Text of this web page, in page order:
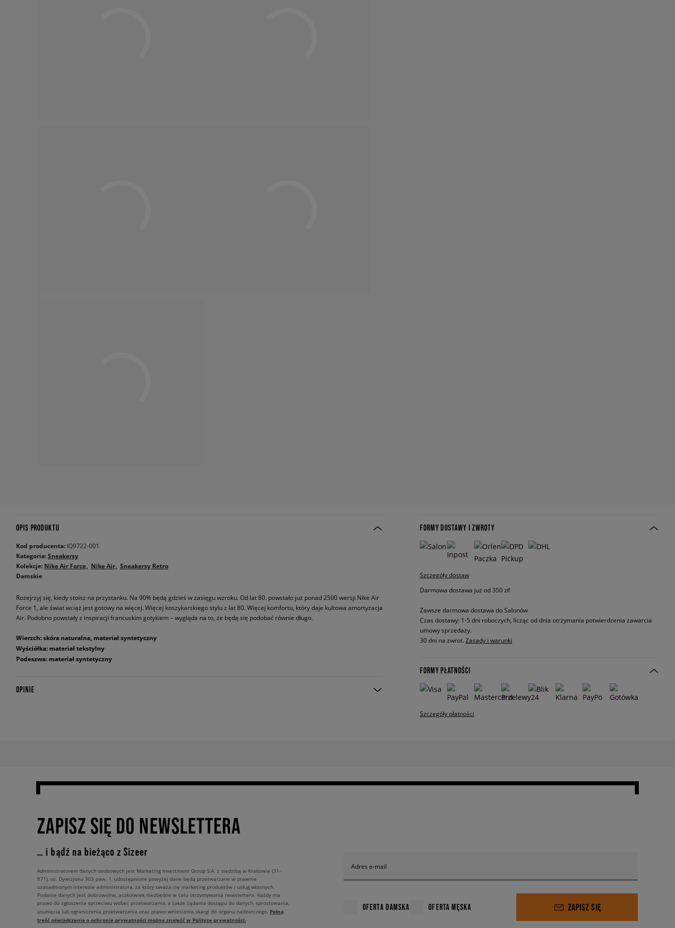
OPIS PRODUKTU
Kod producenta: IQ9722-001
Kategoria:Sneakersy
Kolekcje: Nike Air Force Nike Air Sneakersy Retro
Damskie
Rozejrzyj się, kiedy stoisz na przystanku. Na 90% będą gdzieś w zasięgu wzroku. Od lat 80. powstało już ponad 2500 wersji Nike Air
Force 1, ale świat wciąż jest gotowy na więcej. Więcej koszykarskiego stylu z lat 80. Więcej komfortu, który daje kultowa amortyzacja
Air. Podobno powstały z inspiracji francuskim gotykiem – wygląda na to, że będą się podobać równie długo.
Wierzch: skóra naturalna, materiał syntetyczny
Wyściółka: materiał tekstylny
Podeszwa: materiał syntetyczny
OPINIE
FORMY DOSTAWY I ZWROTY
Szczegóły dostaw
Darmowa dostawa już od 350 zł!
Zawsze darmowa dostawa do Salonów
Czas dostawy: 1-5 dni roboczych, licząc od dnia otrzymania potwierdzenia zawarcia
umowy sprzedaży.
30 dni na zwrot. Zasady i warunki
FORMY PŁATNOŚCI
Szczegóły płatności
ZAPISZ SIĘ DO NEWSLETTERA
… i bądź na bieżąco z Sizeer
Adres e-mail
OFERTA DAMSKA OFERTA MĘSKA ZAPISZ SIĘ
Administratorem danych osobowych jest Marketing Investment Group S.A. z siedzibą w Krakowie (31-
871), os. Dywizjonu 303 paw. 1, udostępnione powyżej dane będą przetwarzane w prawnie
uzasadnionym interesie administratora, za który uważa się marketing produktów i usług własnych.
Podanie danych jest dobrowolne, aczkolwiek niezbędne w celu otrzymywania newslettera. Każdy ma
prawo do zgłoszenia sprzeciwu wobec przetwarzania, a także żądania dostępu do danych, sprostowania,
usunięcia lub ograniczenia przetwarzania oraz prawo wniesienia skargi do organu nadzorczego. Pełną
treść oświadczenia o ochronie prywatności można znaleźć w Polityce prywatności.